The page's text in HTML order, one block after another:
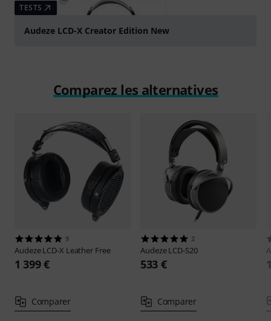
TESTS
Audeze LCD-X Creator Edition New
Comparez les alternatives
9
AudezeLCD-X Leather Free
1 399 €
Comparer
2
AudezeLCD-S20
533 €
Comparer